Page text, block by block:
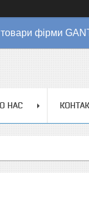
товари фірми
НАС